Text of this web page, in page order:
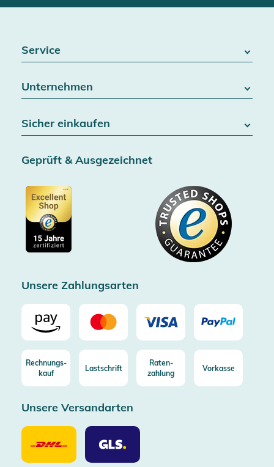
Service
Batteriegesetz
Widerrufsrecht
Vertrag widerrufen
AGB & Kundeninformationen
Datenschutz
Cookie-Einstellungen
Unternehmen
Blog
Jobs
Gutscheine
Showroom Düsseldorf
Impressum
Sicher einkaufen
SSL-Verschlüsselung
Zertifiziert durch Trusted Shops
Käuferschutz bis 20000€
Gratis Versand ab 100€ Bestellwert (in DE/AT)
Kostenlose Rücksendung (aus DE/AT)
Geprüft & Ausgezeichnet
Unsere Zahlungsarten
Rechnungs-
kauf
Lastschrift
Raten-
zahlung
Vorkasse
Unsere Versandarten
Unsere
Versandarten
DHL
Unsere
Versandarten
GLS